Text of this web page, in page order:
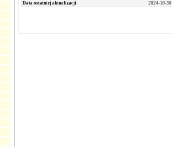
Data ostatniej aktualizacji:
2024-10-